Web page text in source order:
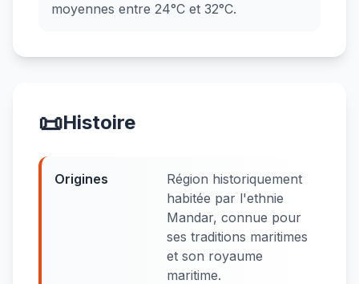
moyennes entre 24°C et 32°C.
📜Histoire
Origines
Région historiquement
habitée par l'ethnie
Mandar, connue pour
ses traditions maritimes
et son royaume
maritime.